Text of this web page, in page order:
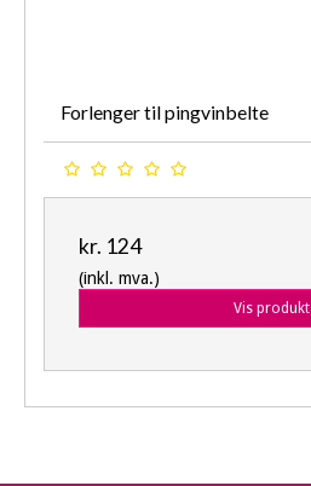
Forlenger til pingvinbelte
kr. 124
(inkl. mva.)
Vis produkt